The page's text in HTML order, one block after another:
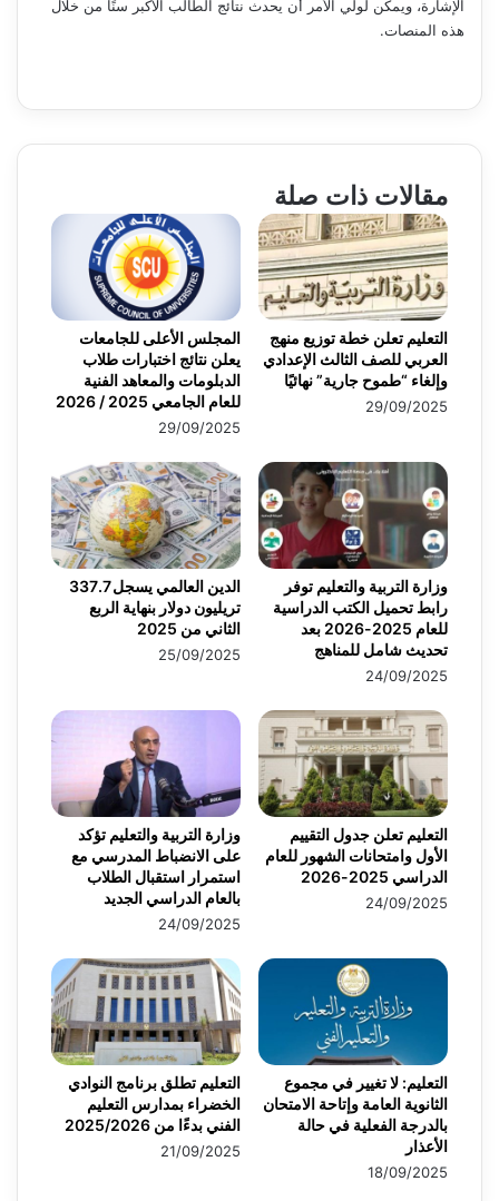
الإشارة، ويمكن لولي الأمر أن يحدث نتائج الطالب الأكبر سنًا من خلال
هذه المنصات.
مقالات ذات صلة
المجلس الأعلى للجامعات
يعلن نتائج اختبارات طلاب
الدبلومات والمعاهد الفنية
للعام الجامعي 2025 / 2026
29/09/2025
التعليم تعلن خطة توزيع منهج
العربي للصف الثالث الإعدادي
وإلغاء “طموح جارية” نهائيًا
29/09/2025
الدين العالمي يسجل 337.7
تريليون دولار بنهاية الربع
الثاني من 2025
25/09/2025
وزارة التربية والتعليم توفر
رابط تحميل الكتب الدراسية
للعام 2025-2026 بعد
تحديث شامل للمناهج
24/09/2025
وزارة التربية والتعليم تؤكد
على الانضباط المدرسي مع
استمرار استقبال الطلاب
بالعام الدراسي الجديد
24/09/2025
التعليم تعلن جدول التقييم
الأول وامتحانات الشهور للعام
الدراسي 2025-2026
24/09/2025
التعليم تطلق برنامج النوادي
الخضراء بمدارس التعليم
الفني بدءًا من 2025/2026
21/09/2025
التعليم: لا تغيير في مجموع
الثانوية العامة وإتاحة الامتحان
بالدرجة الفعلية في حالة
الأعذار
18/09/2025